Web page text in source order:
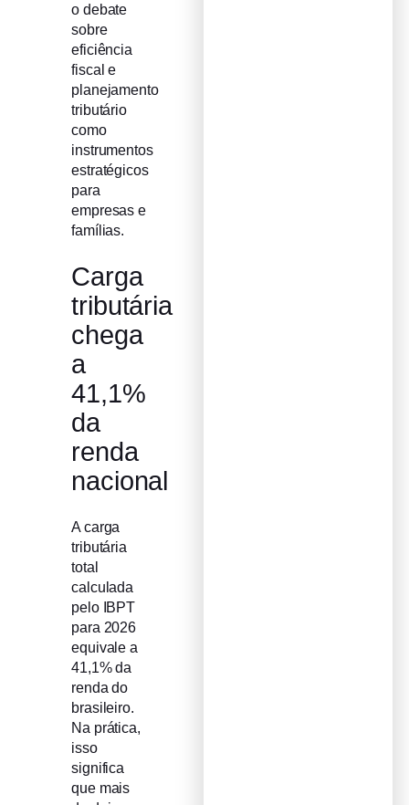
o debate
sobre
eficiência
fiscal e
planejamento
tributário
como
instrumentos
estratégicos
para
empresas e
famílias.
Carga
tributária
chega
a
41,1%
da
renda
nacional
A carga
tributária
total
calculada
pelo IBPT
para 2026
equivale a
41,1% da
renda do
brasileiro.
Na prática,
isso
significa
que mais